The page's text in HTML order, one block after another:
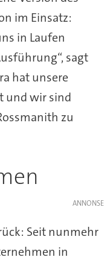
im Einsatz:
in Laufen
sagt
hat unsere
und wir sind
zu
Seit nunmehr
in